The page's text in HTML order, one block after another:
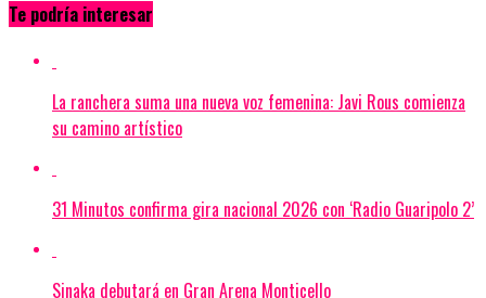
Te podría interesar
La ranchera suma una nueva voz femenina: Javi Rous comienza
su camino artístico
31 Minutos confirma gira nacional 2026 con ‘Radio Guaripolo 2’
Sinaka debutará en Gran Arena Monticello